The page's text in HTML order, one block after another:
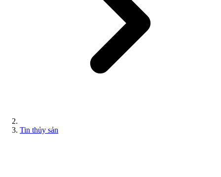
Tin thủy sản